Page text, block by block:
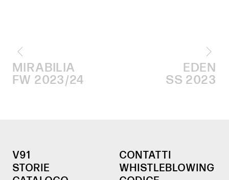
MIRABILIA
FW 2023/24
EDEN
SS 2023
V91
STORIE
CONTATTI
WHISTLEBLOWING